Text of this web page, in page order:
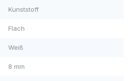
Kunststoff
Flach
Weiß
8 mm